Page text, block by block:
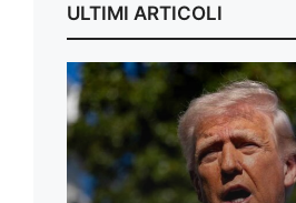
ULTIMI ARTICOLI